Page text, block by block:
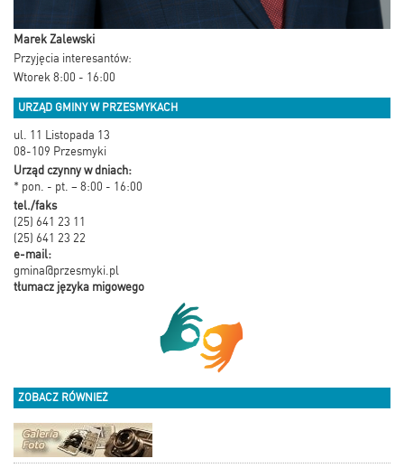
Marek Zalewski
Przyjęcia interesantów:
Wtorek 8:00 - 16:00
URZĄD GMINY W PRZESMYKACH
ul. 11 Listopada 13
08-109 Przesmyki
Urząd czynny w dniach:
* pon. - pt. – 8:00 - 16:00
tel./faks
(25) 641 23 11
(25) 641 23 22
e-mail:
gmina@przesmyki.pl
tłumacz języka migowego
ZOBACZ RÓWNIEŻ